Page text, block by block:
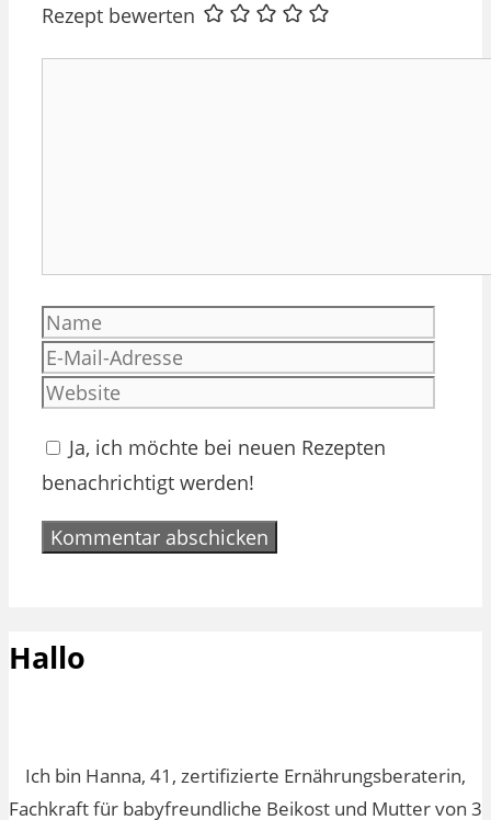
Rezept bewerten
Name
Ja, ich möchte bei neuen Rezepten
benachrichtigt werden!
Hallo
Ich bin Hanna, 41, zertifizierte Ernährungsberaterin,
Fachkraft für babyfreundliche Beikost und Mutter von 3